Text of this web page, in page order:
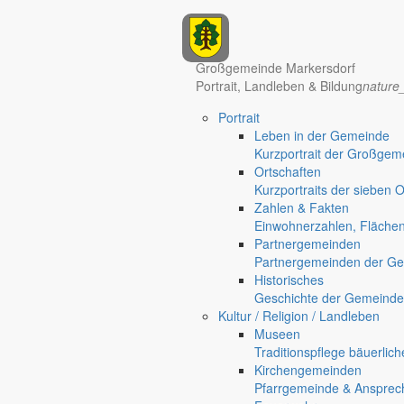
Regional werben auf markersdorf.de! anzeigen@gemeinde-
Großgemeinde Markersdorf
Portrait, Landleben & Bildung
Portrait
Leben in der Gemeinde
Kurzportrait der
Ortschaften
Kurzportraits der sieben
Zahlen & Fakten
Einwohnerzahlen,
Partnergemeinden
Partnergemeinden der
Historisches
Geschichte der
Kultur / Religion / Landleben
Museen
Traditionspflege
Kirchengemeinden
Pfarrgemeinde &
Deutsch-Paulsdorf
Jauernick-Buschbach
SV Grün-Weiß Gersdorf